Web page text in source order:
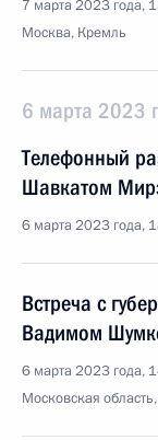
7 марта 2023 года,
Москва, Кремль
6 марта 2023
Телефонный
Шавкатом
6 марта 2023 года,
Встреча с
Вадимом
6 марта 2023 года,
Московская